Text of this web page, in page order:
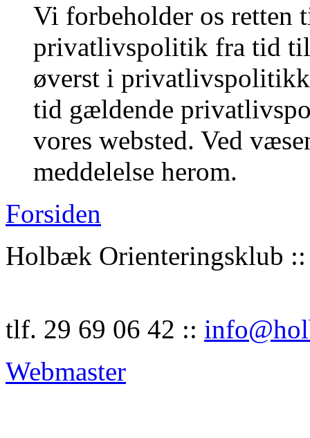
Vi forbeholder os retten
privatlivspolitik fra tid til
øverst i
tid gældende
vores websted. Ved
meddelelse herom.
Forsiden
Holbæk Orienteringsklub
tlf. 29 69 06 42 ::
Webmaster